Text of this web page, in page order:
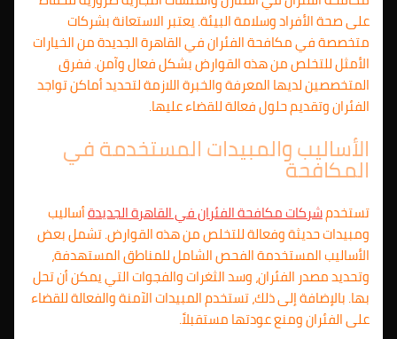
على صحة الأفراد وسلامة البيئة. يعتبر الاستعانة بشركات
متخصصة في مكافحة الفئران في القاهرة الجديدة من الخيارات
الأمثل للتخلص من هذه القوارض بشكل فعال وآمن. ففرق
المتخصصين لديها المعرفة والخبرة اللازمة لتحديد أماكن تواجد
الفئران وتقديم حلول فعالة للقضاء عليها.
الأساليب والمبيدات المستخدمة في
المكافحة
تستخدمشركات مكافحة الفئران في القاهرة الجديدةأساليب
ومبيدات حديثة وفعالة للتخلص من هذه القوارض. تشمل بعض
الأساليب المستخدمة الفحص الشامل للمناطق المستهدفة،
وتحديد مصدر الفئران، وسد الثغرات والفجوات التي يمكن أن تحل
بها. بالإضافة إلى ذلك، تستخدم المبيدات الآمنة والفعالة للقضاء
على الفئران ومنع عودتها مستقبلاً.